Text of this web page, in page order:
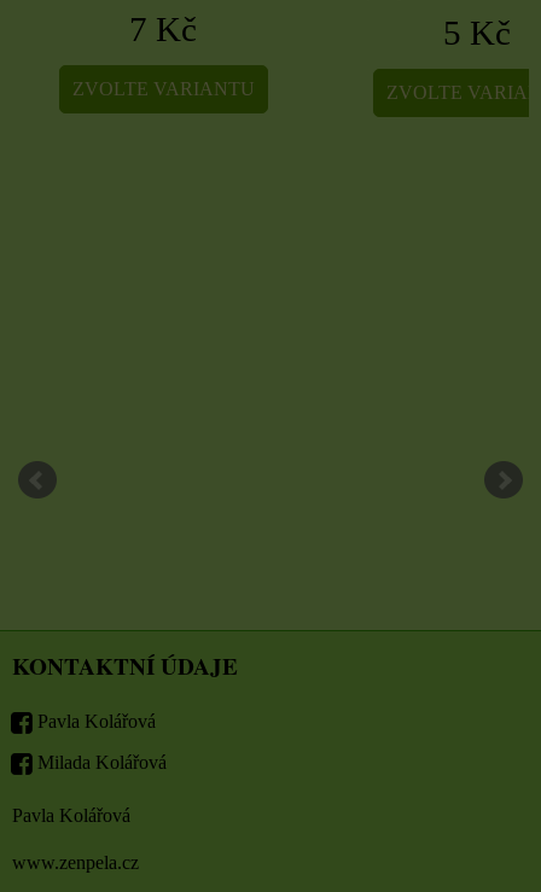
7 Kč
ZVOLTE VARIANTU
5 Kč
ZVOLTE
KONTAKTNÍ ÚDAJE
Pavla Kolářová
Milada Kolářová
Pavla Kolářová
www.zenpela.cz